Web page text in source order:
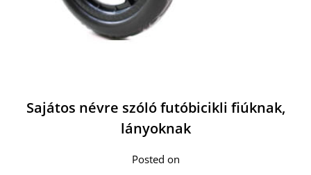
Sajátos névre szóló futóbicikli fiúknak,
lányoknak
Posted on